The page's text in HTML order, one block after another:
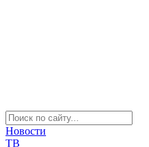
Новости
ТВ